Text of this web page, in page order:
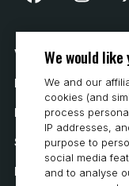
Vår historia
Hur man köper
Karriär
Systemkrav
Integritet
We would
We and our
cookies (and
process
IP addresses,
purpose to
social media
and to analyse